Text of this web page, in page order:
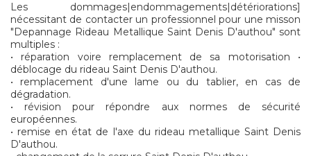
Les dommages|endommagements|détériorations]
nécessitant de contacter un professionnel pour une misson
"Depannage Rideau Metallique Saint Denis D'authou" sont
multiples :
• réparation voire remplacement de sa motorisation •
déblocage du rideau Saint Denis D'authou.
• remplacement d'une lame ou du tablier, en cas de
dégradation.
• révision pour répondre aux normes de sécurité
européennes.
• remise en état de l'axe du rideau metallique Saint Denis
D'authou.